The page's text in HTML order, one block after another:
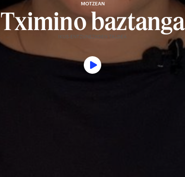
MOTZEAN
Tximino baztanga
IKUS-ENTZUNEZKOEN TALDEA